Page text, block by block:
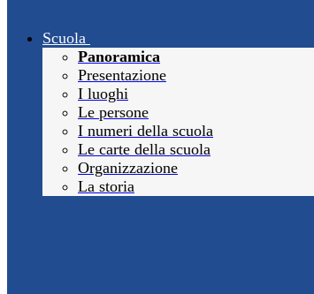
Scuola
Panoramica
Presentazione
I luoghi
Le persone
I numeri della scuola
Le carte della scuola
Organizzazione
La storia